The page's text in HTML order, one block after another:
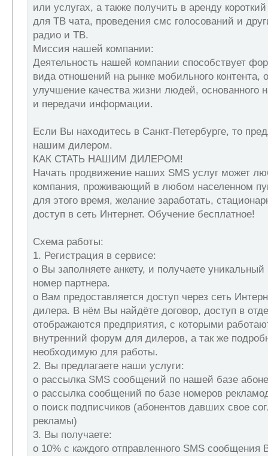
или услугах, а также получить в аренду
для ТВ чата, проведения смс голосований и
радио и ТВ.
Миссия нашей компании:
Деятельность нашей компании способствует
вида отношений на рынке мобильного контента,
улучшение качества жизни людей, основанного
и передачи информации.
Если Вы находитесь в Санкт-Петербурге, то
нашим дилером.
КАК СТАТЬ НАШИМ ДИЛЕРОМ!
Начать продвижение наших SMS услуг может
компания, проживающий в любом населенном
для этого время, желание заработать,
доступ в сеть Интернет. Обучение бесплатное!
Схема работы:
1. Регистрация в сервисе:
o Вы заполняете анкету, и получаете
номер партнера.
o Вам предоставляется доступ через сеть
дилера. В нём Вы найдёте договор, доступ в
отображаются предприятия, с которыми
внутренний форум для дилеров, а так же
необходимую для работы.
2. Вы предлагаете наши услуги:
o рассылка SMS сообщений по нашей базе
o рассылка сообщений по базе номеров
o поиск подписчиков (абонентов давших свое
рекламы)
3. Вы получаете:
o 10% с каждого отправленного SMS